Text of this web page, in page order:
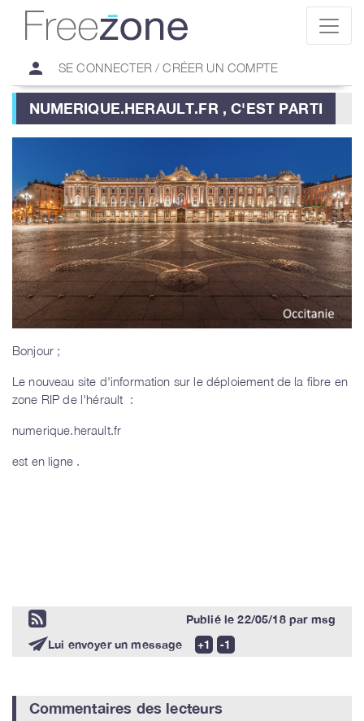
person SE CONNECTER / CRÉER UN COMPTE
NUMERIQUE.HERAULT.FR , C'EST PARTI
Bonjour ;
Le nouveau site d'information sur le déploiement de la fibre en
zone RIP de l'hérault :
numerique.herault.fr
est en ligne .
Publié le22/05/18par msg
Lui envoyer un message
Commentaires des lecteurs